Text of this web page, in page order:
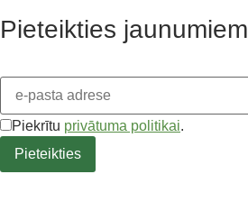
Pieteikties jaunumiem
Piekrītu privātuma politikai.